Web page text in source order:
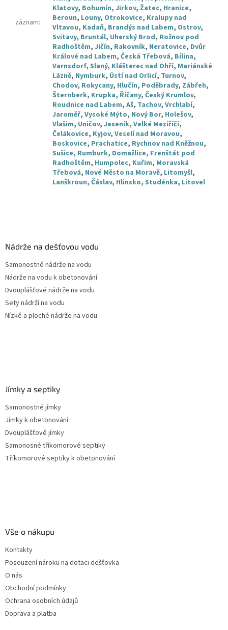
záznam:
Klatovy, Bohumín, Jirkov, Žatec, Hranice,
Beroun, Louny, Otrokovice, Kralupy nad
Vltavou, Kadaň, Brandýs nad Labem, Ostrov,
Svitavy, Bruntál, Uherský Brod, Rožnov pod
Radhoštěm, Jičín, Rakovník, Neratovice, Dvůr
Králové nad Labem, Česká Třebová, Bílina,
Varnsdorf, Slaný, Klášterec nad Ohří, Mariánské
Lázně, Nymburk, Ústí nad Orlicí, Turnov,
Chodov, Rokycany, Hlučín, Poděbrady, Zábřeh,
Šternberk, Krupka, Říčany, Český Krumlov,
Roudnice nad Labem, Aš, Tachov, Vrchlabí,
Jaroměř, Vysoké Mýto, Nový Bor, Holešov,
Vlašim, Uničov, Jeseník, Velké Meziříčí,
Čelákovice, Kyjov, Veselí nad Moravou,
Boskovice, Prachatice, Rychnov nad Kněžnou,
Sušice, Rumburk, Domažlice, Frenštát pod
Radhoštěm, Humpolec, Kuřim, Moravská
Třebová, Nové Město na Moravě, Litomyšl,
Lanškroun, Čáslav, Hlinsko, Studénka, Litovel
Nádrže na dešťovou vodu
Samonostné nádrže na vodu
Nádrže na vodu k obetonování
Dvouplášťové nádrže na vodu
Sety nádrží na vodu
Nízké a ploché nádrže na vodu
Jímky a septiky
Samonostné jímky
Jímky k obetonování
Dvouplášťové jímky
Samonosné tříkomorové septiky
Tříkomorové septiky k obetonování
Vše o nákupu
Kontakty
Posouzení nároku na dotaci dešťovka
O nás
Obchodní podmínky
Ochrana osobních údajů
Doprava a platba